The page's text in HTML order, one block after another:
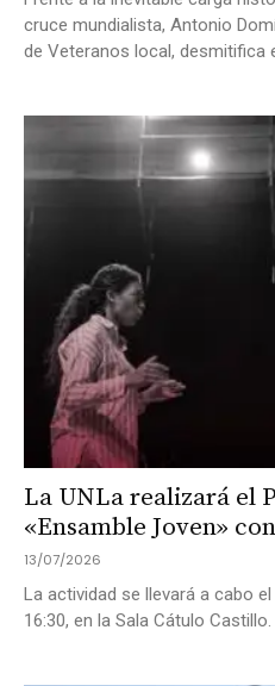
cruce mundialista, Antonio
de Veteranos local, desmitifica
La UNLa realizará el
«Ensamble Joven»
13/07/2026
La actividad se llevará a cabo
16:30, en la Sala Cátulo